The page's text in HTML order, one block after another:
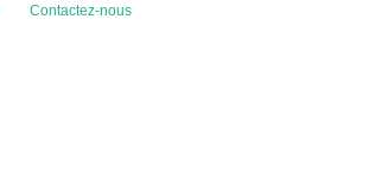
Contactez-nous